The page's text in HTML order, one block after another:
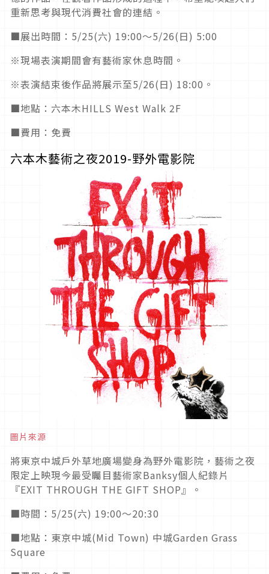
重新思考與現代消費社會的連結。
■展出時間：5/25(六) 19:00〜5/26(日) 5:00
※現場表演期間會有藝術家休息時間。
※表演結束後作品將展示至5/26(日) 18:00。
■地點：六本木HILLS West Walk 2F
■費用：免費
六本木藝術之夜2019-野外電影院
圖片來源
將東京中城戶外草地廣場變身為野外電影院，藝術之夜
限定上映現今最受矚目藝術家Banksy個人紀錄片
『EXIT THROUGH THE GIFT SHOP』。
■時間：5/25(六) 19:00〜20:30
■地點：東京中城(Mid Town) 中城Garden Grass
Square